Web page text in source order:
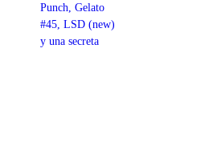
Punch, Gelato
#45, LSD (new)
y una secreta